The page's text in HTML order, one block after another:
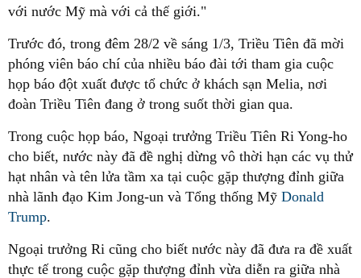
với nước Mỹ mà với cả thế giới."
Trước đó, trong đêm 28/2 về sáng 1/3, Triều Tiên đã mời
phóng viên báo chí của nhiều báo đài tới tham gia cuộc
họp báo đột xuất được tổ chức ở khách sạn Melia, nơi
đoàn Triều Tiên đang ở trong suốt thời gian qua.
Trong cuộc họp báo, Ngoại trưởng Triều Tiên Ri Yong-ho
cho biết, nước này đã đề nghị dừng vô thời hạn các vụ thử
hạt nhân và tên lửa tầm xa tại cuộc gặp thượng đỉnh giữa
nhà lãnh đạo Kim Jong-un và Tổng thống Mỹ Donald
Trump.
Ngoại trưởng Ri cũng cho biết nước này đã đưa ra đề xuất
thực tế trong cuộc gặp thượng đỉnh vừa diễn ra giữa nhà